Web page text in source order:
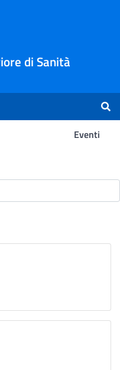
di Sanità
Eventi
-